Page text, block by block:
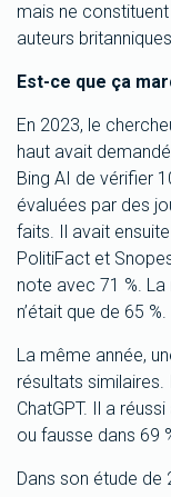
mais ne
auteurs
Est-ce que ça
En 2023, le
haut avait
Bing AI de vérifier
évaluées par des
faits. Il avait
PolitiFact et
note avec 71 %.
n’était que de 65 %.
La même année,
résultats
ChatGPT. Il a
ou fausse dans 69
Dans son étude de